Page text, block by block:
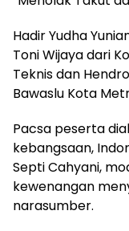
Hadir Yudha
Toni Wijaya dari
Teknis dan
Bawaslu Kota
Pacsa peserta
kebangsaan,
Septi Cahyani,
kewenangan
narasumber.